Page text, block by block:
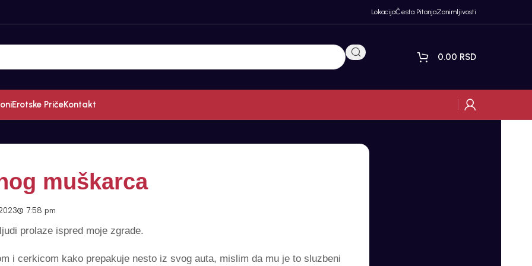
LokacijaČesta PitanjaZanimljivosti
0.00 RSD
Erotske PričeKontakt
muškarca
7:58 pm
prolaze ispred moje zgrade.
i cerkicom kako prepakuje nesto iz svog auta, mislim da mu je to sluzbeni